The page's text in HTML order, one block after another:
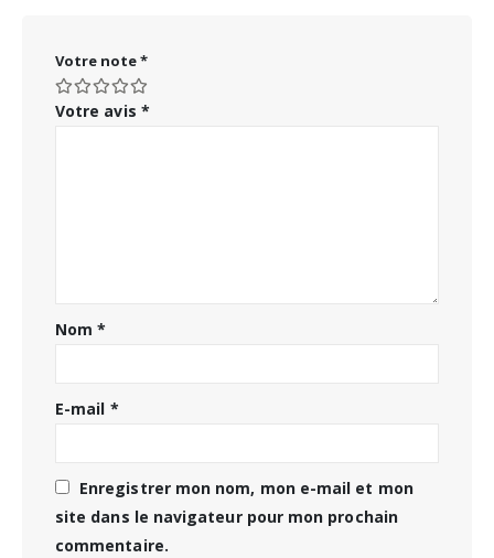
Votre note*
Votre avis *
Nom*
E-mail *
Enregistrer mon nom, mon e-mail et mon
site dans le navigateur pour mon prochain
commentaire.